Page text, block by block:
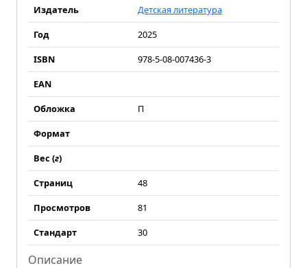
Издатель
Детская литература
Год
2025
ISBN
978-5-08-007436-3
EAN
Обложка
П
Формат
Вес (г)
Страниц
48
Просмотров
81
Стандарт
30
Описание